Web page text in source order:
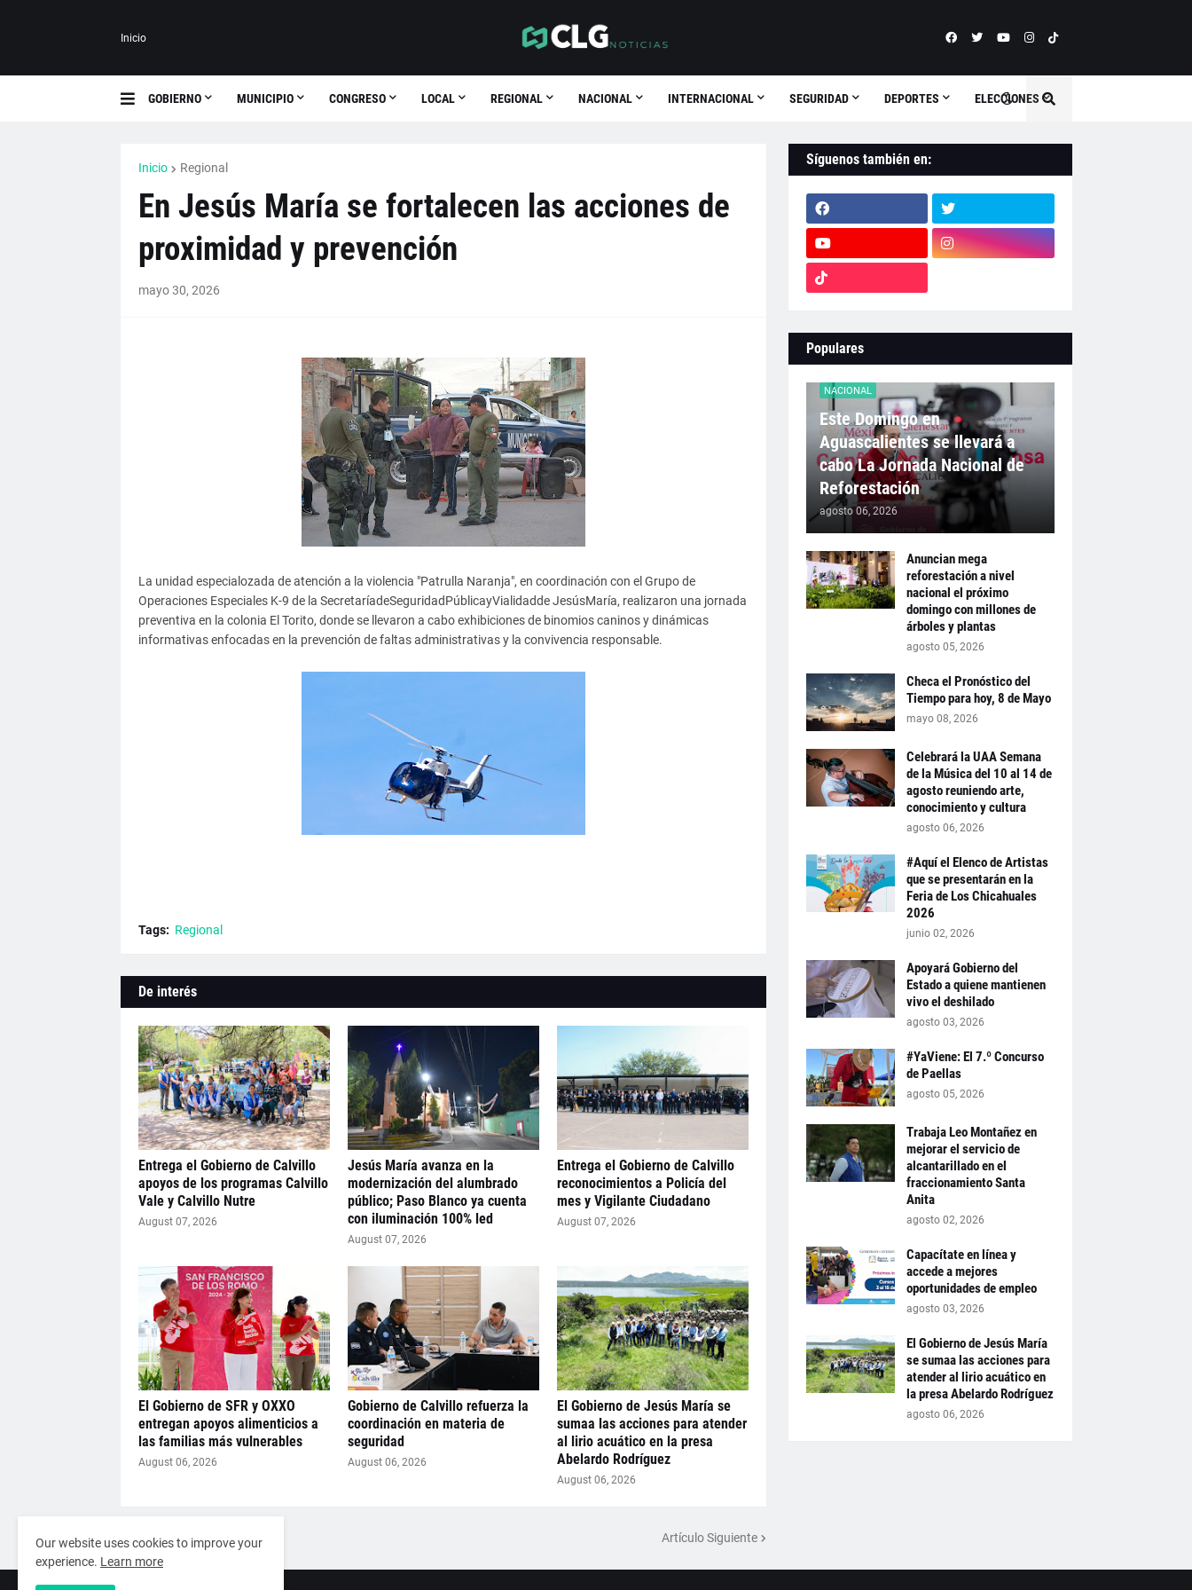
Inicio
GOBIERNO MUNICIPIO CONGRESO LOCAL REGIONAL NACIONAL INTERNACIONAL SEGURIDAD DEPORTES ELECCIONES
Inicio Regional
En Jesús María se fortalecen las acciones de
proximidad y prevención
mayo 30, 2026
La unidad especialozada de atención a la violencia "Patrulla Naranja", en coordinación con el Grupo de
Operaciones Especiales K-9 de la SecretaríadeSeguridadPúblicayVialidadde JesúsMaría, realizaron una jornada
preventiva en la colonia El Torito, donde se llevaron a cabo exhibiciones de binomios caninos y dinámicas
informativas enfocadas en la prevención de faltas administrativas y la convivencia responsable.
Tags: Regional
De interés
Entrega el Gobierno de Calvillo
apoyos de los programas Calvillo
Vale y Calvillo Nutre
August 07, 2026
Jesús María avanza en la
modernización del alumbrado
público; Paso Blanco ya cuenta
con iluminación 100% led
August 07, 2026
Entrega el Gobierno de Calvillo
reconocimientos a Policía del
mes y Vigilante Ciudadano
August 07, 2026
El Gobierno de SFR y OXXO
entregan apoyos alimenticios a
las familias más vulnerables
August 06, 2026
Gobierno de Calvillo refuerza la
coordinación en materia de
seguridad
August 06, 2026
El Gobierno de Jesús María se
sumaa las acciones para atender
al lirio acuático en la presa
Abelardo Rodríguez
August 06, 2026
Artículo Anterior Artículo Siguiente
Síguenos también en:
Populares
NACIONAL
Este Domingo en
Aguascalientes se llevará a
cabo La Jornada Nacional de
Reforestación
agosto 06, 2026
Anuncian mega
reforestación a nivel
nacional el próximo
domingo con millones de
árboles y plantas
agosto 05, 2026
Checa el Pronóstico del
Tiempo para hoy, 8 de Mayo
mayo 08, 2026
Celebrará la UAA Semana
de la Música del 10 al 14 de
agosto reuniendo arte,
conocimiento y cultura
agosto 06, 2026
#Aquí el Elenco de Artistas
que se presentarán en la
Feria de Los Chicahuales
2026
junio 02, 2026
Apoyará Gobierno del
Estado a quiene mantienen
vivo el deshilado
agosto 03, 2026
#YaViene: El 7.º Concurso
de Paellas
agosto 05, 2026
Trabaja Leo Montañez en
mejorar el servicio de
alcantarillado en el
fraccionamiento Santa
Anita
agosto 02, 2026
Capacítate en línea y
accede a mejores
oportunidades de empleo
agosto 03, 2026
El Gobierno de Jesús María
se sumaa las acciones para
atender al lirio acuático en
la presa Abelardo Rodríguez
agosto 06, 2026
Our website uses cookies to improve your
experience. Learn more